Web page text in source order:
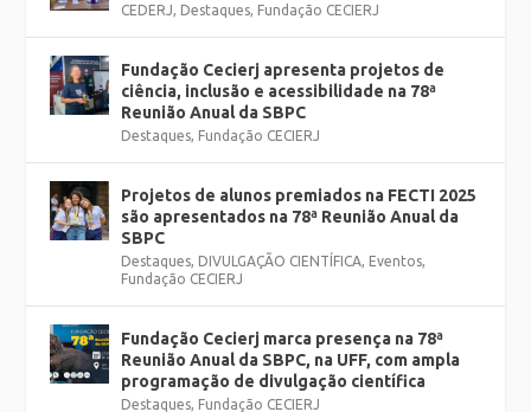
CEDERJ, Destaques, Fundação CECIERJ
Fundação Cecierj apresenta projetos de
ciência, inclusão e acessibilidade na 78ª
Reunião Anual da SBPC
Destaques, Fundação CECIERJ
Projetos de alunos premiados na FECTI 2025
são apresentados na 78ª Reunião Anual da
SBPC
Destaques, DIVULGAÇÃO CIENTÍFICA, Eventos,
Fundação CECIERJ
Fundação Cecierj marca presença na 78ª
Reunião Anual da SBPC, na UFF, com ampla
programação de divulgação científica
Destaques, Fundação CECIERJ